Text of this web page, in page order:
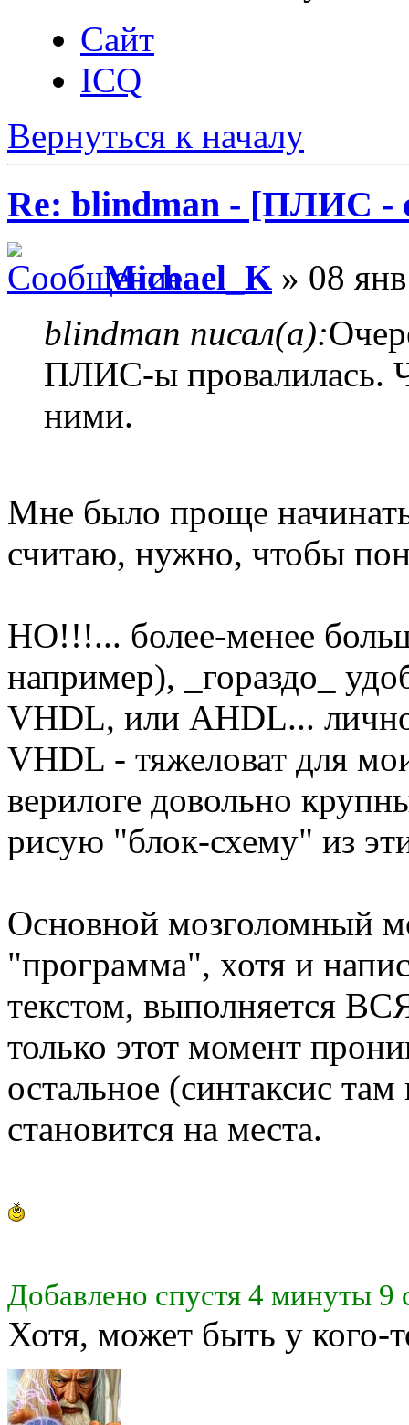
Сайт
ICQ
Вернуться к началу
Re: blindman - [ПЛИС -
Michael_K » 08
blindman писал(а):
ПЛИС-ы провалилась.
ними.
Мне было проще
считаю, нужно, чтобы
НО!!!... более-менее
например), _гораздо_
VHDL, или AHDL...
VHDL - тяжеловат для
верилоге довольно
рисую "блок-схему" из
Основной мозголомный
"программа", хотя и
текстом, выполняется
только этот момент
остальное (синтаксис
становится на места.
Добавлено спустя 4 минуты 9
Хотя, может быть у кого-